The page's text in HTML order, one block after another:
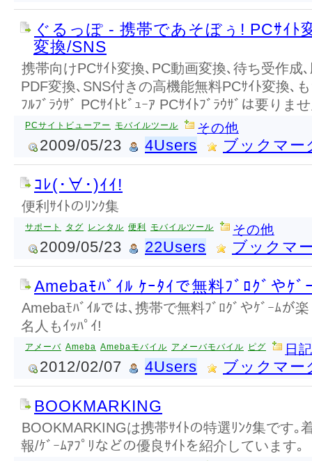
ぐるっぽ - 携帯であそぼぅ! PCｻｲﾄ
変換/SNS
携帯向けPCｻｲﾄ変換､PC動画変換､待ち受作成
PDF変換､SNS付きの高機能無料PCｻｲﾄ変換､
ﾌﾙﾌﾞﾗｳｻﾞ PCｻｲﾄﾋﾞｭｰｱ PCｻｲﾄﾌﾞﾗｳｻﾞは要りま
PCサイトビューアー モバイルツール その他
2009/05/23 4Users ブックマー
ｺﾚ(･∀･)ｲｲ!
便利ｻｲﾄのﾘﾝｸ集
サポート タグ レンタル 便利 モバイルツール その他
2009/05/23 22Users ブックマ
Amebaﾓﾊﾞｲﾙ ｹｰﾀｲで無料ﾌﾞﾛｸﾞやｹﾞ
Amebaﾓﾊﾞｲﾙでは､携帯で無料ﾌﾞﾛｸﾞやｹﾞｰﾑが
名人もｲｯﾊﾟｲ!
アメーバ Ameba Amebaモバイル アメーバモバイル ピグ 日
2012/02/07 4Users ブックマー
BOOKMARKING
BOOKMARKINGは携帯ｻｲﾄの特選ﾘﾝｸ集です｡
報/ｹﾞｰﾑｱﾌﾟﾘなどの優良ｻｲﾄを紹介しています｡